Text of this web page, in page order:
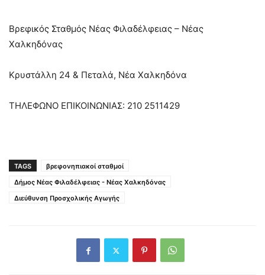
Βρεφικός Σταθμός Νέας Φιλαδέλφειας – Νέας
Χαλκηδόνας
Κρυστάλλη 24 & Πεταλά, Νέα Χαλκηδόνα
ΤΗΛΕΦΩΝΟ ΕΠΙΚΟΙΝΩΝΙΑΣ: 210 2511429
TAGS
βρεφονηπιακοί σταθμοί
Δήμος Νέας Φιλαδέλφειας - Νέας Χαλκηδόνας
Διεύθυνση Προσχολικής Αγωγής